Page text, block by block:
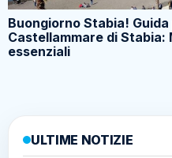
Buongiorno Stabia!
Castellammare di
essenziali
ULTIME NOTIZIE